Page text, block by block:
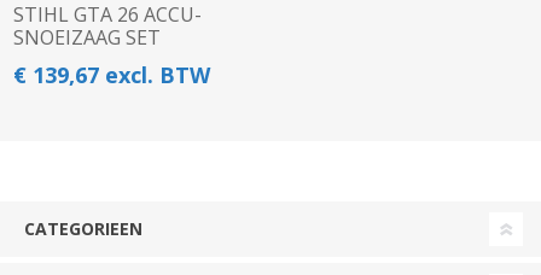
STIHL GTA 26 ACCU-
SNOEIZAAG SET
€ 139,67 excl. BTW
CATEGORIEEN